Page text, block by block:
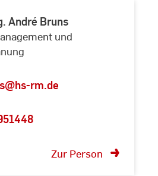
André Bruns
und
rm.de
Zur Person